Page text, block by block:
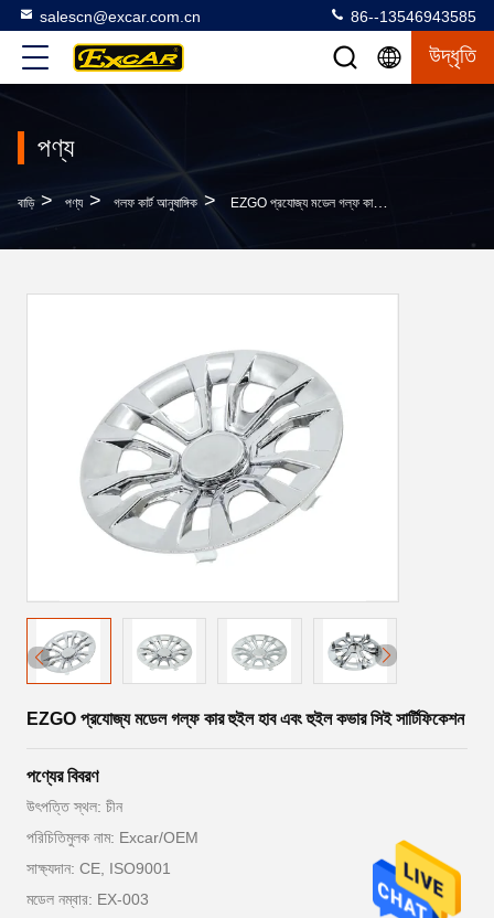
salescn@excar.com.cn 86--13546943585
উদ্ধৃতি
পণ্য
বাড়ি > পণ্য > গলফ কার্ট আনুষাঙ্গিক > EZGO প্রযোজ্য মডেল গল্ফ কার হুইল হাব এবং হুইল কভার সিই সার্টিফিকেশন
EZGO প্রযোজ্য মডেল গল্ফ কার হুইল হাব এবং হুইল কভার সিই সার্টিফিকেশন
পণ্যের বিবরণ
উৎপত্তি স্থল: চীন
পরিচিতিমুলক নাম: Excar/OEM
সাক্ষ্যদান: CE, ISO9001
মডেল নম্বার: EX-003